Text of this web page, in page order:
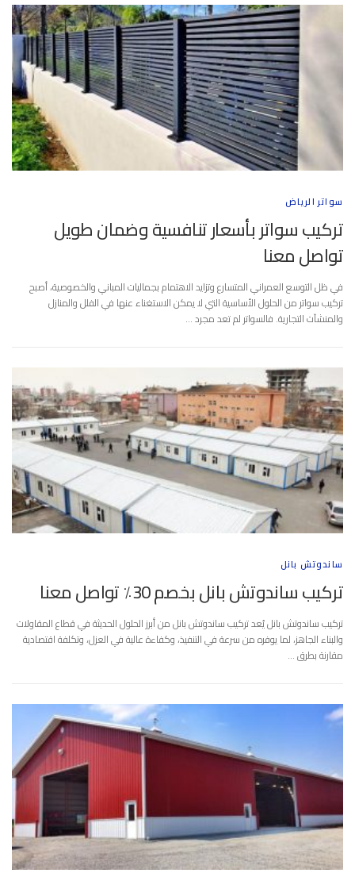
سواتر الرياض
تركيب سواتر بأسعار تنافسية وضمان طويل
تواصل معنا
في ظل التوسع العمراني المتسارع وتزايد الاهتمام بجماليات المباني والخصوصية، أصبح
تركيب سواتر من الحلول الأساسية التي لا يمكن الاستغناء عنها في الفلل والمنازل
والمنشآت التجارية. فالسواتر لم تعد مجرد …
ساندوتش بانل
تركيب ساندوتش بانل بخصم 30٪ تواصل معنا
تركيب ساندوتش بانل يُعد تركيب ساندوتش بانل من أبرز الحلول الحديثة في قطاع المقاولات
والبناء الجاهز، لما يوفره من سرعة في التنفيذ، وكفاءة عالية في العزل، وتكلفة اقتصادية
مقارنة بطرق …